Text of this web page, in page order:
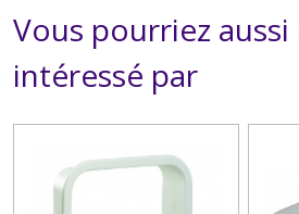
Vous pourriez
intéressé par